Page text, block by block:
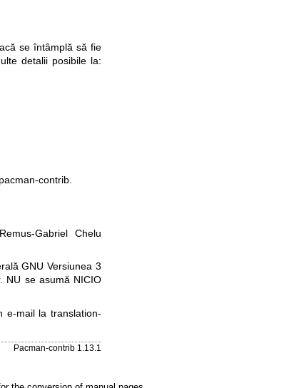
se întâmplă să fie
detalii posibile la:
contrib.
Gabriel Chelu
GNU Versiunea 3
NU se asumă NICIO
e-mail la translation-
Pacman-contrib 1.13.1